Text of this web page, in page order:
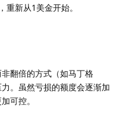
新从1美金开始。
翻倍的方式（如马丁格
。虽然亏损的额度会逐渐加
可控。